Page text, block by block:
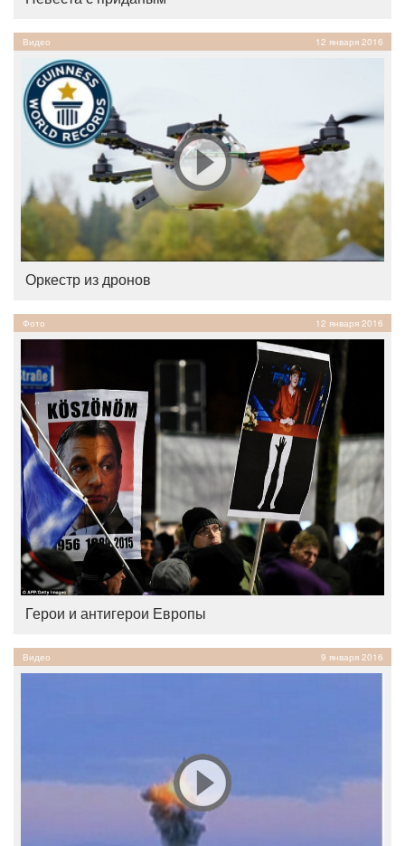
Видео 12 января 2016
Оркестр из дронов
Фото 12 января 2016
Герои и антигерои Европы
Видео 9 января 2016